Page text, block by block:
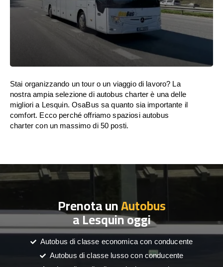
Stai organizzando un tour o un viaggio di lavoro? La
nostra ampia selezione di autobus charter è una delle
migliori a Lesquin. OsaBus sa quanto sia importante il
comfort. Ecco perché offriamo spaziosi autobus
charter con un massimo di 50 posti.
Prenota unAutobus
a Lesquin oggi
Autobus di classe economica con conducente
Autobus di classe lusso con conducente